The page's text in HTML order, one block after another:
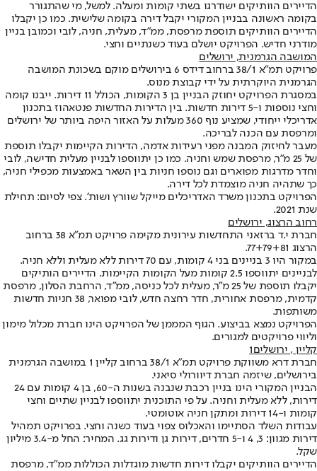
הדיירים הוותיקים ישודרגו בשתי קומות ומעלה. למשל, מי שהתגורר
בקומה ראשונה בבניין המקורי יקבל דירה בקומה שלישית. כמו כן יקבלו
הדיירים הוותיקים תוספת מרפסת, ממ"ד, מעלית, חניה, לובי וכמובן בניין
מודרני חדיש. הפרויקט יושלם בעוד כשנתיים וחצי.
המושבה הגרמנית, ירושלים
פרויקט תמ"א 38/1 ברחוב דידס 6 בירושלים מוקם בשכונת המושבה
הגרמנית היוקרתית על ידי קבוצת מנוס.
במסגרת הפרויקט יחוזק הבניין בן 3 הקומות, הכולל 11 דירות. ייבנו קומה
וחצי נוספות ו-5 דירות חדשות. בין הדירות החדשות פנטאהוז בתכנון
אדריכלי ייחודי, שמציע נוף 360 מעלות על האזור היפה ביותר של ירושלים
ומרפסת עם הכנה לבריכה.
מעבר לחיזוק המבנה מפני רעידות אדמה, הדירות הקיימות יקבלו תוספת
של 25 מ"ר, מרפסת שמש וחניה. כמו כן יתווספו לבניין מעלית חדישה, לובי
וחדר מדרגות מפוארים וגם נוספו חניות בין השאר באמצעות מכפילי חניה,
כך שתהיה חניה מוצמדת לכל דירה.
הפרויקט בתכנון משרד האדריכלים מייקל שוורץ ושות'. צפי לסיום: תחילת
שנת 2021.
רחוב הרצוג, ירושלים
חברת י.ד ברזאני התחדשות עירונית מקימה פרויקט תמ"א 38 ברחוב
הרצוג 77+79+81.
במקור היו 3 בניינים בני 4 קומות, עם 70 דירות ללא מעלית וללא חניה.
לבניינים יתווספו 2.5 קומות מעל הקומות הקיימות. הדיירים הותיקים
יקבלו תוספת של 25 מ"ר, מעלית לכל כניסה, ממ"ד, הרחבת הסלון, מרפסת
קדמית, מרפסת אחורית, חדר רחצה חדש, לובי מפואר, 38 חניות חדשות
משותפות.
הפרויקט נמצא בביצוע. הגוף המממן של הפרויקט הינו חברת מכלול מימון
וליווי פרויקטים למגורים.
קליין , ירושלים1
חברת דרא משווקת פרויקט תמ"א 38/1 ברחוב קליין 1 במושבה הגרמנית
בירושלים, שיזמה חברת דיוורולי סיאני.
הבניין המקורי הינו בניין רכבת שנבנה בשנות ה-60, בן 4 קומות עם 24
דירות, ללא מעלית וחניה. על פי התוכנית יתווספו לבניין שתיים וחצי
קומות ו-14 דירות ומתקן חניה אוטומטי.
עבודות השלד הסתיימו והאכלוס צפוי בעוד כשנה וחצי. בפרויקט תמהיל
דירות מגוון: 3, 4 ו-5 חדרים, דירות גן ודירות גג. המחיר: החל מ-3.4 מיליון
שקל.
הדיירים הוותיקים יקבלו דירות חדשות מוגדלות הכוללות ממ"ד, מרפסת